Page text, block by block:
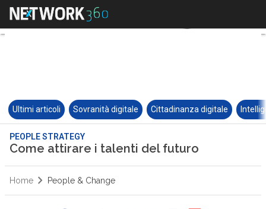
Ultimi articoli Sovranità digitale Cittadinanza digitale
PEOPLE STRATEGY
Come attirare i talenti del futuro
Home People & Change